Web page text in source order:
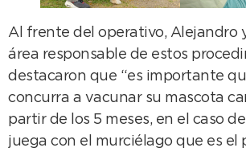
Al frente del operativo, Alejandro
área responsable de estos
destacaron que “es importante
concurra a vacunar su mascota
partir de los 5 meses, en el caso
juega con el murciélago que es el